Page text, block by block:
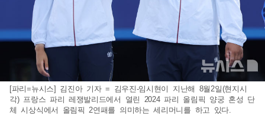
[파리=뉴시스] 김진아 기자 = 김우진-임시현이 지난해 8월2일(현지시
각) 프랑스 파리 레쟁발리드에서 열린 2024 파리 올림픽 양궁 혼성 단
체 시상식에서 올림픽 2연패를 의미하는 세리머니를 하고 있다.